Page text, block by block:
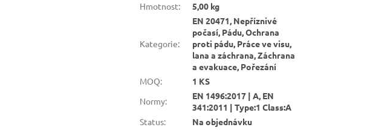
Hmotnost: 5,00 kg
Kategorie:
EN 20471, Nepříznivé
počasí, Pádu, Ochrana
proti pádu, Práce ve visu,
lana a záchrana, Záchrana
a evakuace, Pořezání
MOQ:
1 KS
Normy:
EN 1496:2017 | A, EN
341:2011 | Type:1 Class:A
Status: Na objednávku